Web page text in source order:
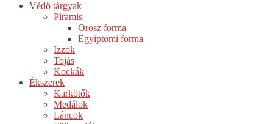
Védő tárgyak
Piramis
Orosz forma
Egyiptomi forma
Izzók
Tojás
Kockák
Ékszerek
Karkötők
Medálok
Láncok